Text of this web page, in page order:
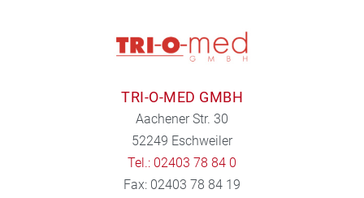
TRI-O-MED GMBH
Aachener Str. 30
52249 Eschweiler
Tel.: 02403 78 84 0
Fax: 02403 78 84 19